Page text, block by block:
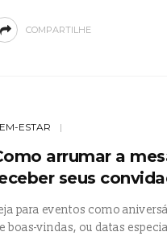
COMPARTILHE
ESTAR
arrumar a
seus
para eventos como
boas-vindas, ou datas